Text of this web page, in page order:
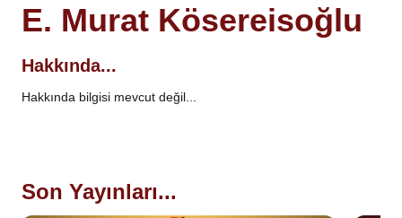
E. Murat Kösereisoğlu
Hakkında...
Hakkında bilgisi mevcut değil...
Son Yayınları...